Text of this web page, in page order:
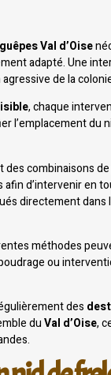
Val d’Oise
adapté. Une
de la
, chaque
l’emplacement du
des combinaisons
d’intervenir en
directement dans
méthodes
ou
des
duVal d’Oise,